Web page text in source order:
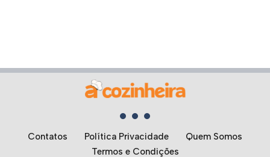
Contatos Política Privacidade
Quem Somos
Termos e Condições